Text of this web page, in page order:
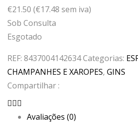
€21.50 (€17.48 sem iva)
Sob Consulta
Esgotado
REF: 8437004142634Categorias:
CHAMPANHES E XAROPES, GINS
Compartilhar :
Avaliações (0)